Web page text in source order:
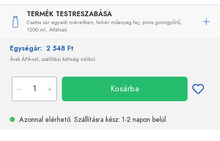
TERMÉK TESTRESZABÁSA
Csatos zár egyedi méretben, fehér műanyag fej, piros gumigyűrű,
1200 ml, Átlátszó
Egységár: 2 548 Ft
Árak ÁFÁ-val, szállítási költség nélkül
Kosárba
Azonnal elérhető. Szállításra kész: 1-2 napon belül